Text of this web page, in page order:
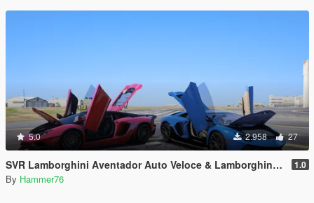
5.0 2.958 27
SVR Lamborghini Aventador Auto Veloce & Lamborghini Aventador LP780-4 Ultimae [Add-On | Legacy | Enhanced] 1.0
By Hammer76